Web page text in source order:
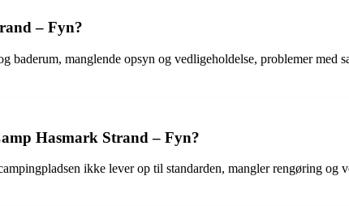
– Fyn?
manglende opsyn og vedligeholdelse, problemer med
Hasmark Strand – Fyn?
ikke lever op til standarden, mangler rengøring og